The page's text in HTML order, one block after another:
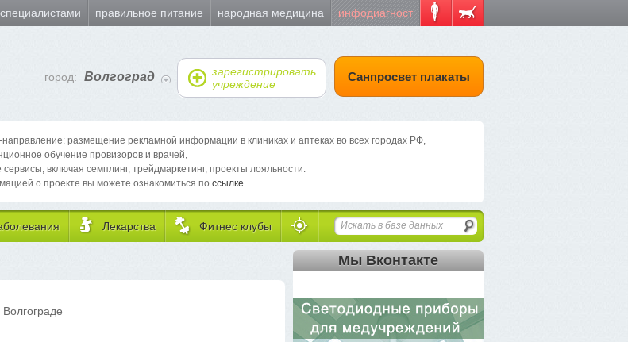
правильное питание народная медицина инфодиагност
город: Волгоград
зарегистрировать
учреждение
Санпросвет плакаты
размещение рекламной информации в клиниках и аптеках во всех городах РФ,
обучение провизоров и врачей,
сервисы, включая семплинг, трейдмаркетинг, проекты лояльности.
о проекте вы можете ознакомиться по ссылке
Лекарства Фитнес клубы
Мы Вконтакте